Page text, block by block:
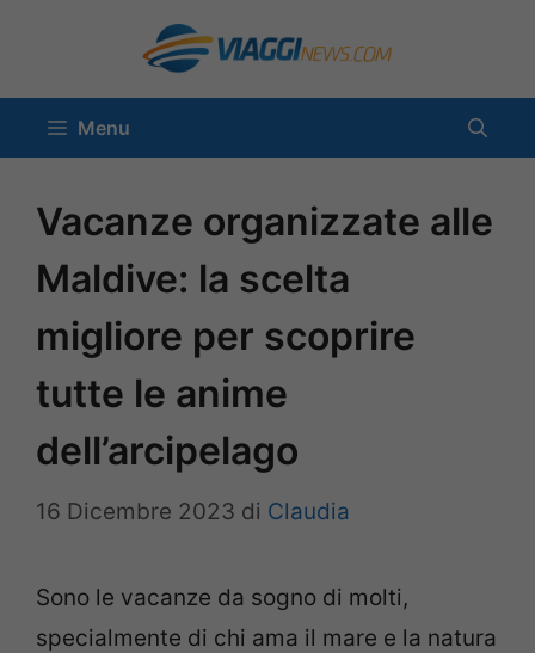
contenuto
Menu
Vacanze organizzate alle
Maldive: la scelta
migliore per scoprire
tutte le anime
dell’arcipelago
16 Dicembre 2023 di Claudia
Sono le vacanze da sogno di molti,
specialmente di chi ama il mare e la natura